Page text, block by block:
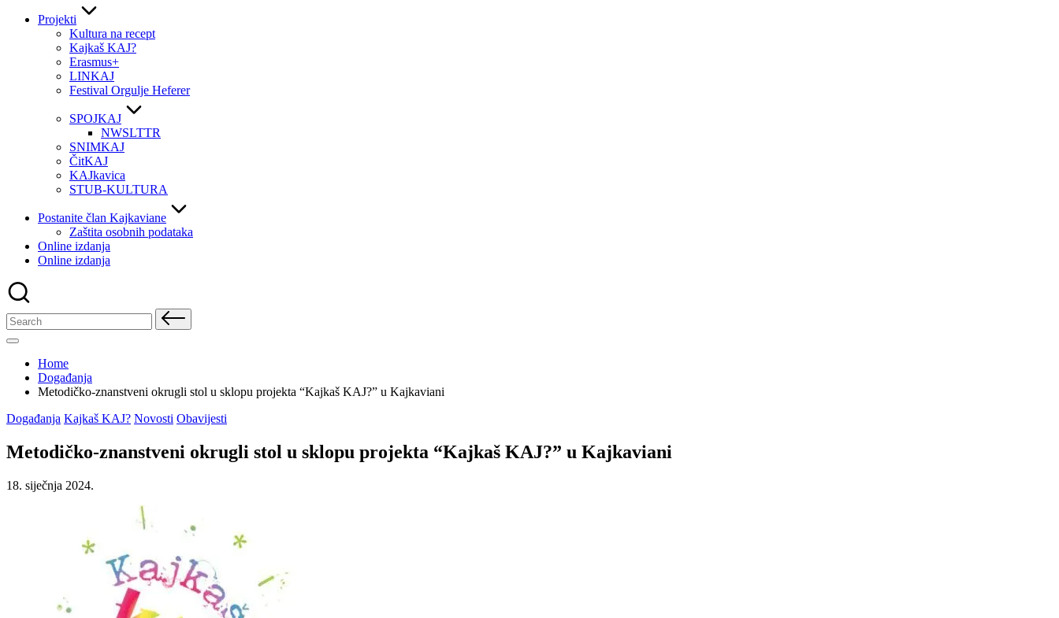
Projekti
Kultura na recept
Kajkaš KAJ?
Erasmus+
LINKAJ
Festival Orgulje Heferer
SPOJKAJ
NWSLTTR
SNIMKAJ
ČitKAJ
KAJkavica
STUB-KULTURA
Postanite član Kajkaviane
Zaštita osobnih podataka
Online izdanja
Online izdanja
Search
for:
Home
Događanja
Metodičko-znanstveni okrugli stol u sklopu projekta “Kajkaš KAJ?” u Kajkaviani
Posted
Događanja Kajkaš KAJ? Novosti Obavijesti
Metodičko-znanstveni okrugli stol u sklopu projekta “Kajkaš KAJ?” u Kajkaviani
18. siječnja 2024.